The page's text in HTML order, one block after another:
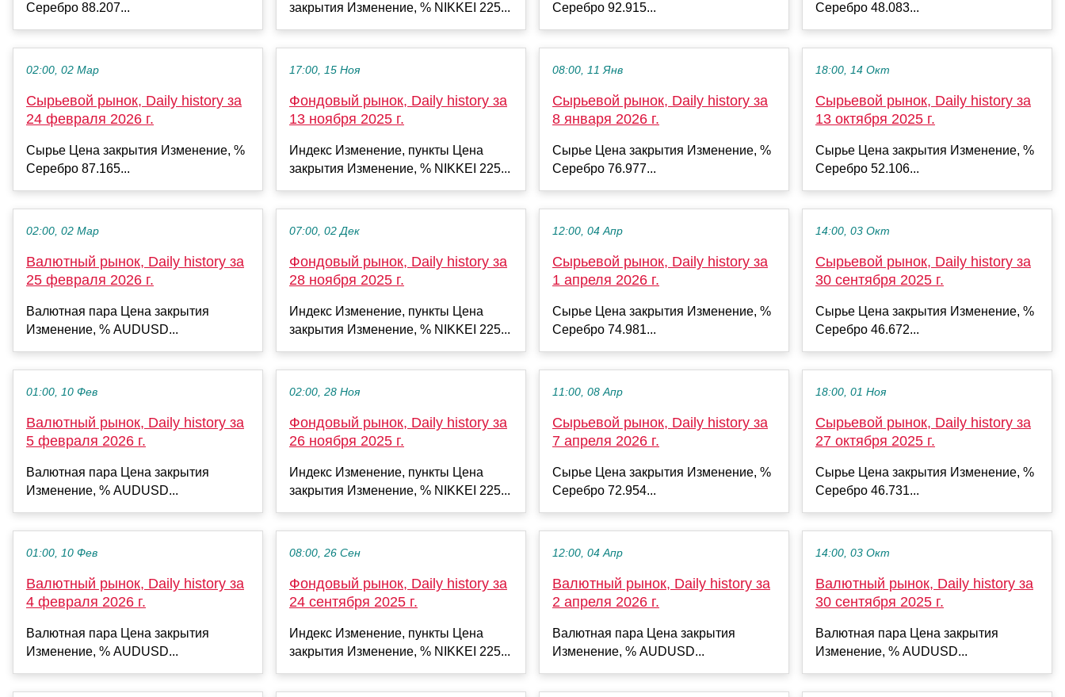
Серебро 88.207...
02:00, 02 Мар
Сырьевой рынок, Daily history за
24 февраля 2026 г.
Сырье Цена закрытия Изменение, %
Серебро 87.165...
02:00, 02 Мар
Валютный рынок, Daily history за
25 февраля 2026 г.
Валютная пара Цена закрытия
Изменение, % AUDUSD...
01:00, 10 Фев
Валютный рынок, Daily history за
5 февраля 2026 г.
Валютная пара Цена закрытия
Изменение, % AUDUSD...
01:00, 10 Фев
Валютный рынок, Daily history за
4 февраля 2026 г.
Валютная пара Цена закрытия
Изменение, % AUDUSD...
закрытия Изменение, % NIKKEI 225...
17:00, 15 Ноя
Фондовый рынок, Daily history за
13 ноября 2025 г.
Индекс Изменение, пункты Цена
закрытия Изменение, % NIKKEI 225...
07:00, 02 Дек
Фондовый рынок, Daily history за
28 ноября 2025 г.
Индекс Изменение, пункты Цена
закрытия Изменение, % NIKKEI 225...
02:00, 28 Ноя
Фондовый рынок, Daily history за
26 ноября 2025 г.
Индекс Изменение, пункты Цена
закрытия Изменение, % NIKKEI 225...
08:00, 26 Сен
Фондовый рынок, Daily history за
24 сентября 2025 г.
Индекс Изменение, пункты Цена
закрытия Изменение, % NIKKEI 225...
Серебро 92.915...
08:00, 11 Янв
Сырьевой рынок, Daily history за
8 января 2026 г.
Сырье Цена закрытия Изменение, %
Серебро 76.977...
12:00, 04 Апр
Сырьевой рынок, Daily history за
1 апреля 2026 г.
Сырье Цена закрытия Изменение, %
Серебро 74.981...
11:00, 08 Апр
Сырьевой рынок, Daily history за
7 апреля 2026 г.
Сырье Цена закрытия Изменение, %
Серебро 72.954...
12:00, 04 Апр
Валютный рынок, Daily history за
2 апреля 2026 г.
Валютная пара Цена закрытия
Изменение, % AUDUSD...
Серебро 48.083...
18:00, 14 Окт
Сырьевой рынок, Daily history за
13 октября 2025 г.
Сырье Цена закрытия Изменение, %
Серебро 52.106...
14:00, 03 Окт
Сырьевой рынок, Daily history за
30 сентября 2025 г.
Сырье Цена закрытия Изменение, %
Серебро 46.672...
18:00, 01 Ноя
Сырьевой рынок, Daily history за
27 октября 2025 г.
Сырье Цена закрытия Изменение, %
Серебро 46.731...
14:00, 03 Окт
Валютный рынок, Daily history за
30 сентября 2025 г.
Валютная пара Цена закрытия
Изменение, % AUDUSD...